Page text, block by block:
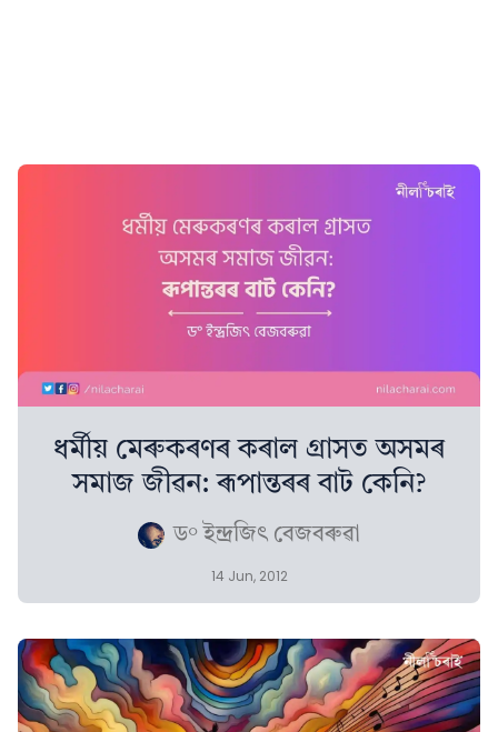
ধৰ্মীয় মেৰুকৰণৰ কৰাল গ্ৰাসত অসমৰ
সমাজ জীৱন: ৰূপান্তৰৰ বাট কেনি?
ড° ইন্দ্ৰজিৎ বেজবৰুৱা
14 Jun, 2012